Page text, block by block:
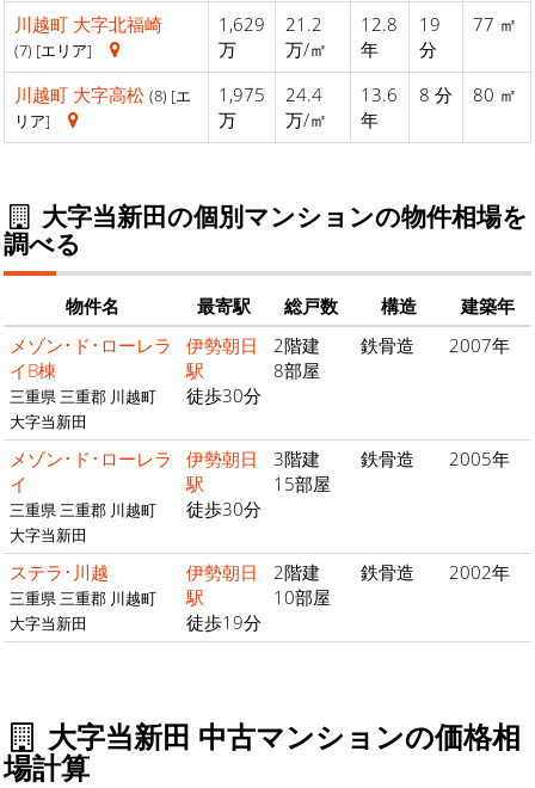
川越町 大字北福崎
(7) [エリア]
1,629
万
21.2
万/㎡
12.8
年
19
分
77 ㎡
川越町 大字高松 (8) [エ
リア]
1,975
万
24.4
万/㎡
13.6
年
8 分 80 ㎡
大字当新田の個別マンションの物件相場を
調べる
物件名 最寄駅 総戸数 構造
建築年
メゾン･ド･ローレラ
イB棟
三重県 三重郡 川越町
大字当新田
伊勢朝日
駅
徒歩30分
2階建
8部屋
鉄骨造 2007年
メゾン･ド･ローレラ
イ
三重県 三重郡 川越町
大字当新田
伊勢朝日
駅
徒歩30分
3階建
15部屋
鉄骨造 2005年
ステラ･川越
三重県 三重郡 川越町
大字当新田
伊勢朝日
駅
徒歩19分
2階建
10部屋
鉄骨造 2002年
大字当新田 中古マンションの価格相
場計算